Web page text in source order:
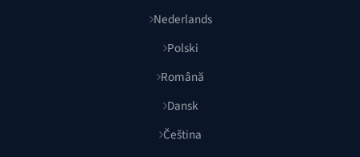
Nederlands
Polski
Română
Dansk
Čeština